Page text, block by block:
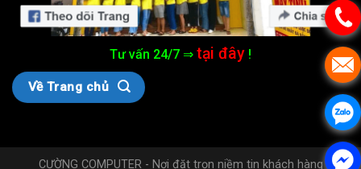
Tư vấn 24/7 ⇒ tại đây !
Về Trang chủ
CƯỜNG COMPUTER - Nơi đặt trọn niềm tin khách hàng